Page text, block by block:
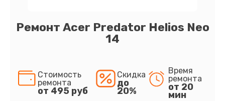
Ремонт Acer Predator Helios Neo
14
Стоимость
ремонта
от 495 руб
Скидка
до
20%
Время
ремонта
от 20
мин